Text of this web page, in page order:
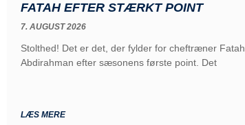
FATAH EFTER STÆRKT POINT
7. AUGUST 2026
Stolthed! Det er det, der fylder for cheftræner Fatah
Abdirahman efter sæsonens første point. Det
LÆS MERE